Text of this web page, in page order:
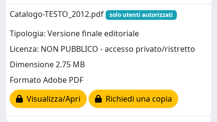
Catalogo-TESTO_2012.pdf
solo utenti autorizzati
Tipologia: Versione finale editoriale
Licenza: NON PUBBLICO - accesso privato/ristretto
Dimensione 2.75 MB
Formato Adobe PDF
Visualizza/Apri
Richiedi una copia